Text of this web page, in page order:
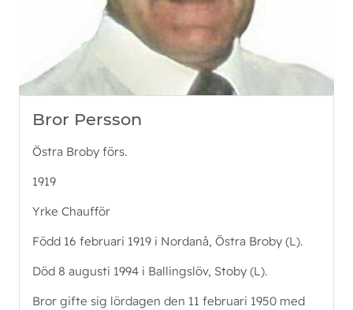
Bror Persson
Östra Broby förs.
1919
Yrke Chaufför
Född 16 februari 1919 i Nordanå, Östra Broby (L).
Död 8 augusti 1994 i Ballingslöv, Stoby (L).
Bror gifte sig lördagen den 11 februari 1950 med